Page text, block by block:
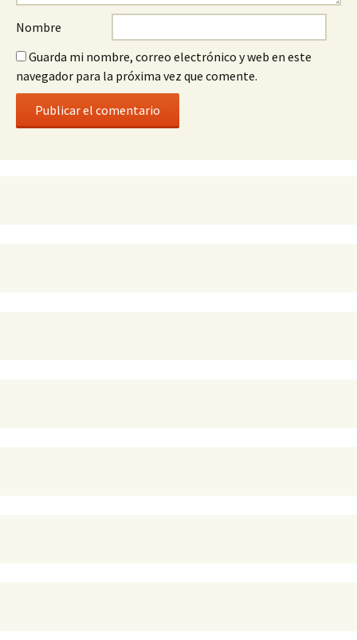
Nombre
Guarda mi nombre, correo electrónico y web en este
navegador para la próxima vez que comente.